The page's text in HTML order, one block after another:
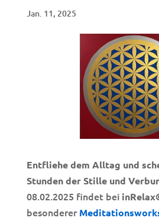
Jan. 11, 2025
Entfliehe dem Alltag und
Stunden der Stille und
08.02.2025 findet bei
besonderer